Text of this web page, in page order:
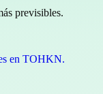
previsibles.
en TOHKN.